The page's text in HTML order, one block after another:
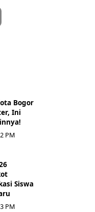
Bogor
Ini
PM
Siswa
PM